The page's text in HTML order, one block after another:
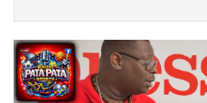
banniere_img